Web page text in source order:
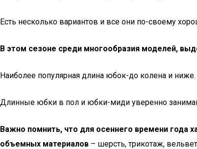
Есть несколько вариантов и все они по-своему
В этом сезоне среди многообразия моделей,
Наиболее популярная длина юбок-до колена и ниже.
Длинные юбки в пол и юбки-миди уверенно
Важно помнить, что для осеннего времени года
объемных материалов – шерсть, трикотаж,